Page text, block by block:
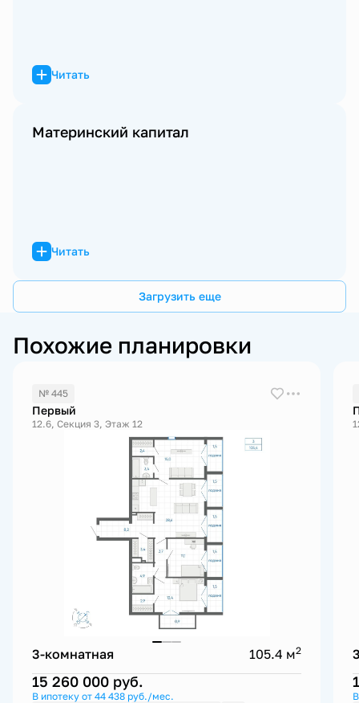
Читать
Материнский капитал
Читать
Загрузить еще
Похожие планировки
№ 445
Первый
12.6, Секция 3, Этаж 12
3-комнатная 105.4 м2
15 260 000 руб.
В ипотеку от 44 438 руб./мес.